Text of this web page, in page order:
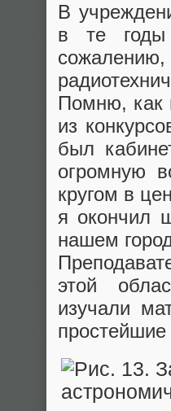
В
в те годы
Помню, как
из
был
огромную
кругом в
я окончил
нашем
этой
изучали
простейшие